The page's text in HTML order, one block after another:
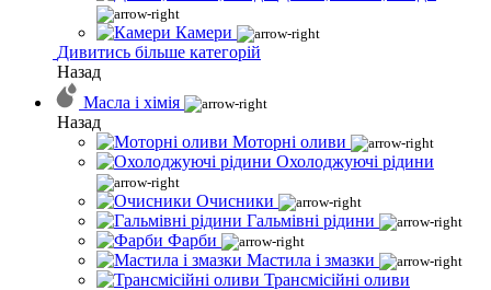
Камери
Дивитись більше категорій
Назад
Масла і хімія
Назад
Моторні оливи
Охолоджуючі рідини
Очисники
Гальмівні рідини
Фарби
Мастила і змазки
Трансмісійні оливи